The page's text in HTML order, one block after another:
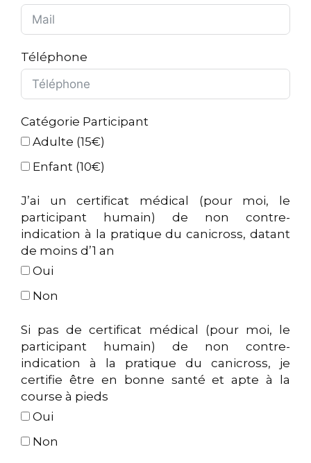
Téléphone
Catégorie Participant
Adulte (15€)
Enfant (10€)
J’ai un certificat médical (pour moi, le
participant humain) de non contre-
indication à la pratique du canicross, datant
de moins d’1 an
Oui
Non
Si pas de certificat médical (pour moi, le
participant humain) de non contre-
indication à la pratique du canicross, je
certifie être en bonne santé et apte à la
course à pieds
Oui
Non